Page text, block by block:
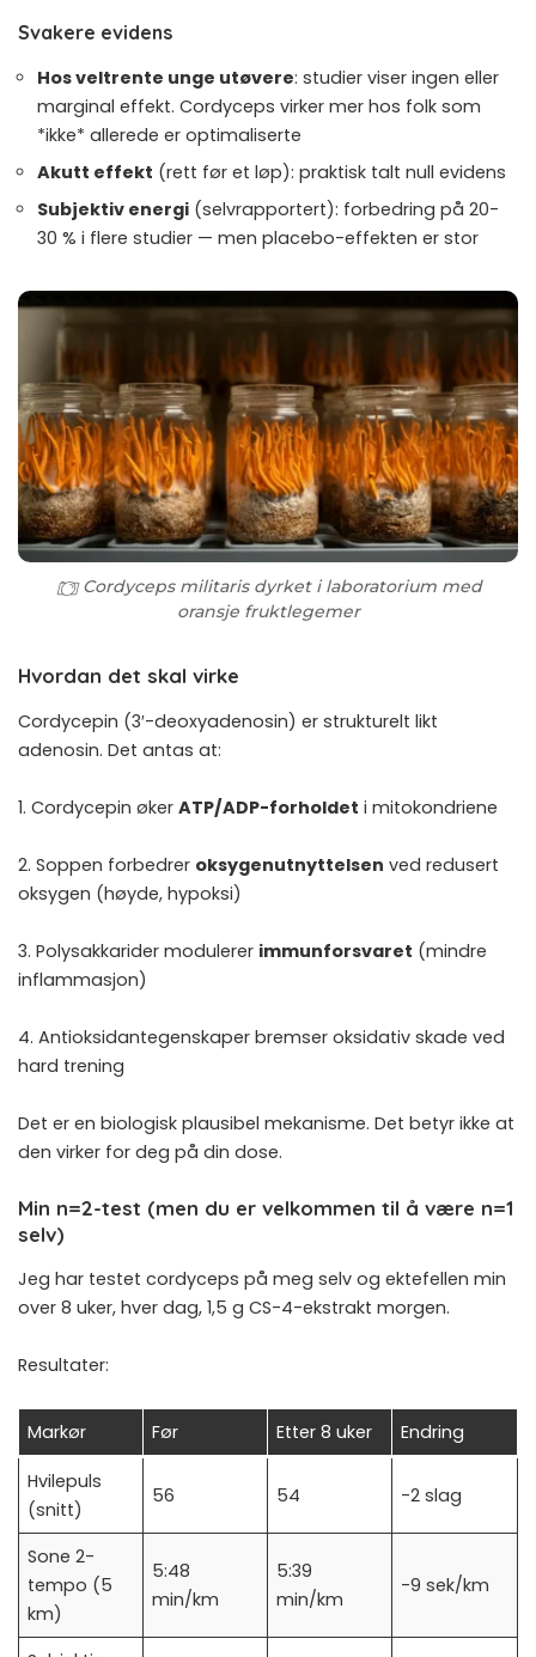
Svakere evidens
Hos veltrente unge utøvere: studier viser ingen eller
marginal effekt. Cordyceps virker mer hos folk som
*ikke* allerede er optimaliserte
Akutt effekt (rett før et løp): praktisk talt null evidens
Subjektiv energi (selvrapportert): forbedring på 20-
30 % i flere studier — men placebo-effekten er stor
Cordyceps militaris dyrket i laboratorium med
oransje fruktlegemer
Hvordan det skal virke
Cordycepin (3′-deoxyadenosin) er strukturelt likt
adenosin. Det antas at:
1. Cordycepin øker ATP/ADP-forholdet i mitokondriene
2. Soppen forbedrer oksygenutnyttelsen ved redusert
oksygen (høyde, hypoksi)
3. Polysakkarider modulerer immunforsvaret (mindre
inflammasjon)
4. Antioksidantegenskaper bremser oksidativ skade ved
hard trening
Det er en biologisk plausibel mekanisme. Det betyr ikke at
den virker for deg på din dose.
Min n=2-test (men du er velkommen til å være n=1
selv)
Jeg har testet cordyceps på meg selv og ektefellen min
over 8 uker, hver dag, 1,5 g CS-4-ekstrakt morgen.
Resultater:
Markør Før Etter 8 uker Endring
Hvilepuls
(snitt)
56 54 -2 slag
Sone 2-
tempo (5
km)
5:48
min/km
5:39
min/km
-9 sek/km